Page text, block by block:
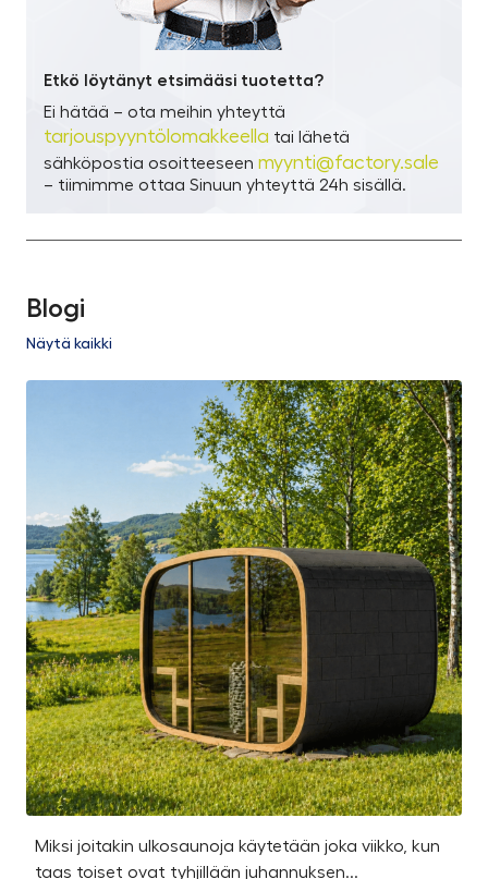
Etkö löytänyt etsimääsi tuotetta?
Ei hätää – ota meihin yhteyttä
tarjouspyyntölomakkeella tai lähetä
sähköpostia osoitteeseen myynti@factory.sale
– tiimimme ottaa Sinuun yhteyttä 24h sisällä.
Blogi
Näytä kaikki
Miksi joitakin ulkosaunoja käytetään joka viikko, kun
taas toiset ovat tyhjillään juhannuksen...